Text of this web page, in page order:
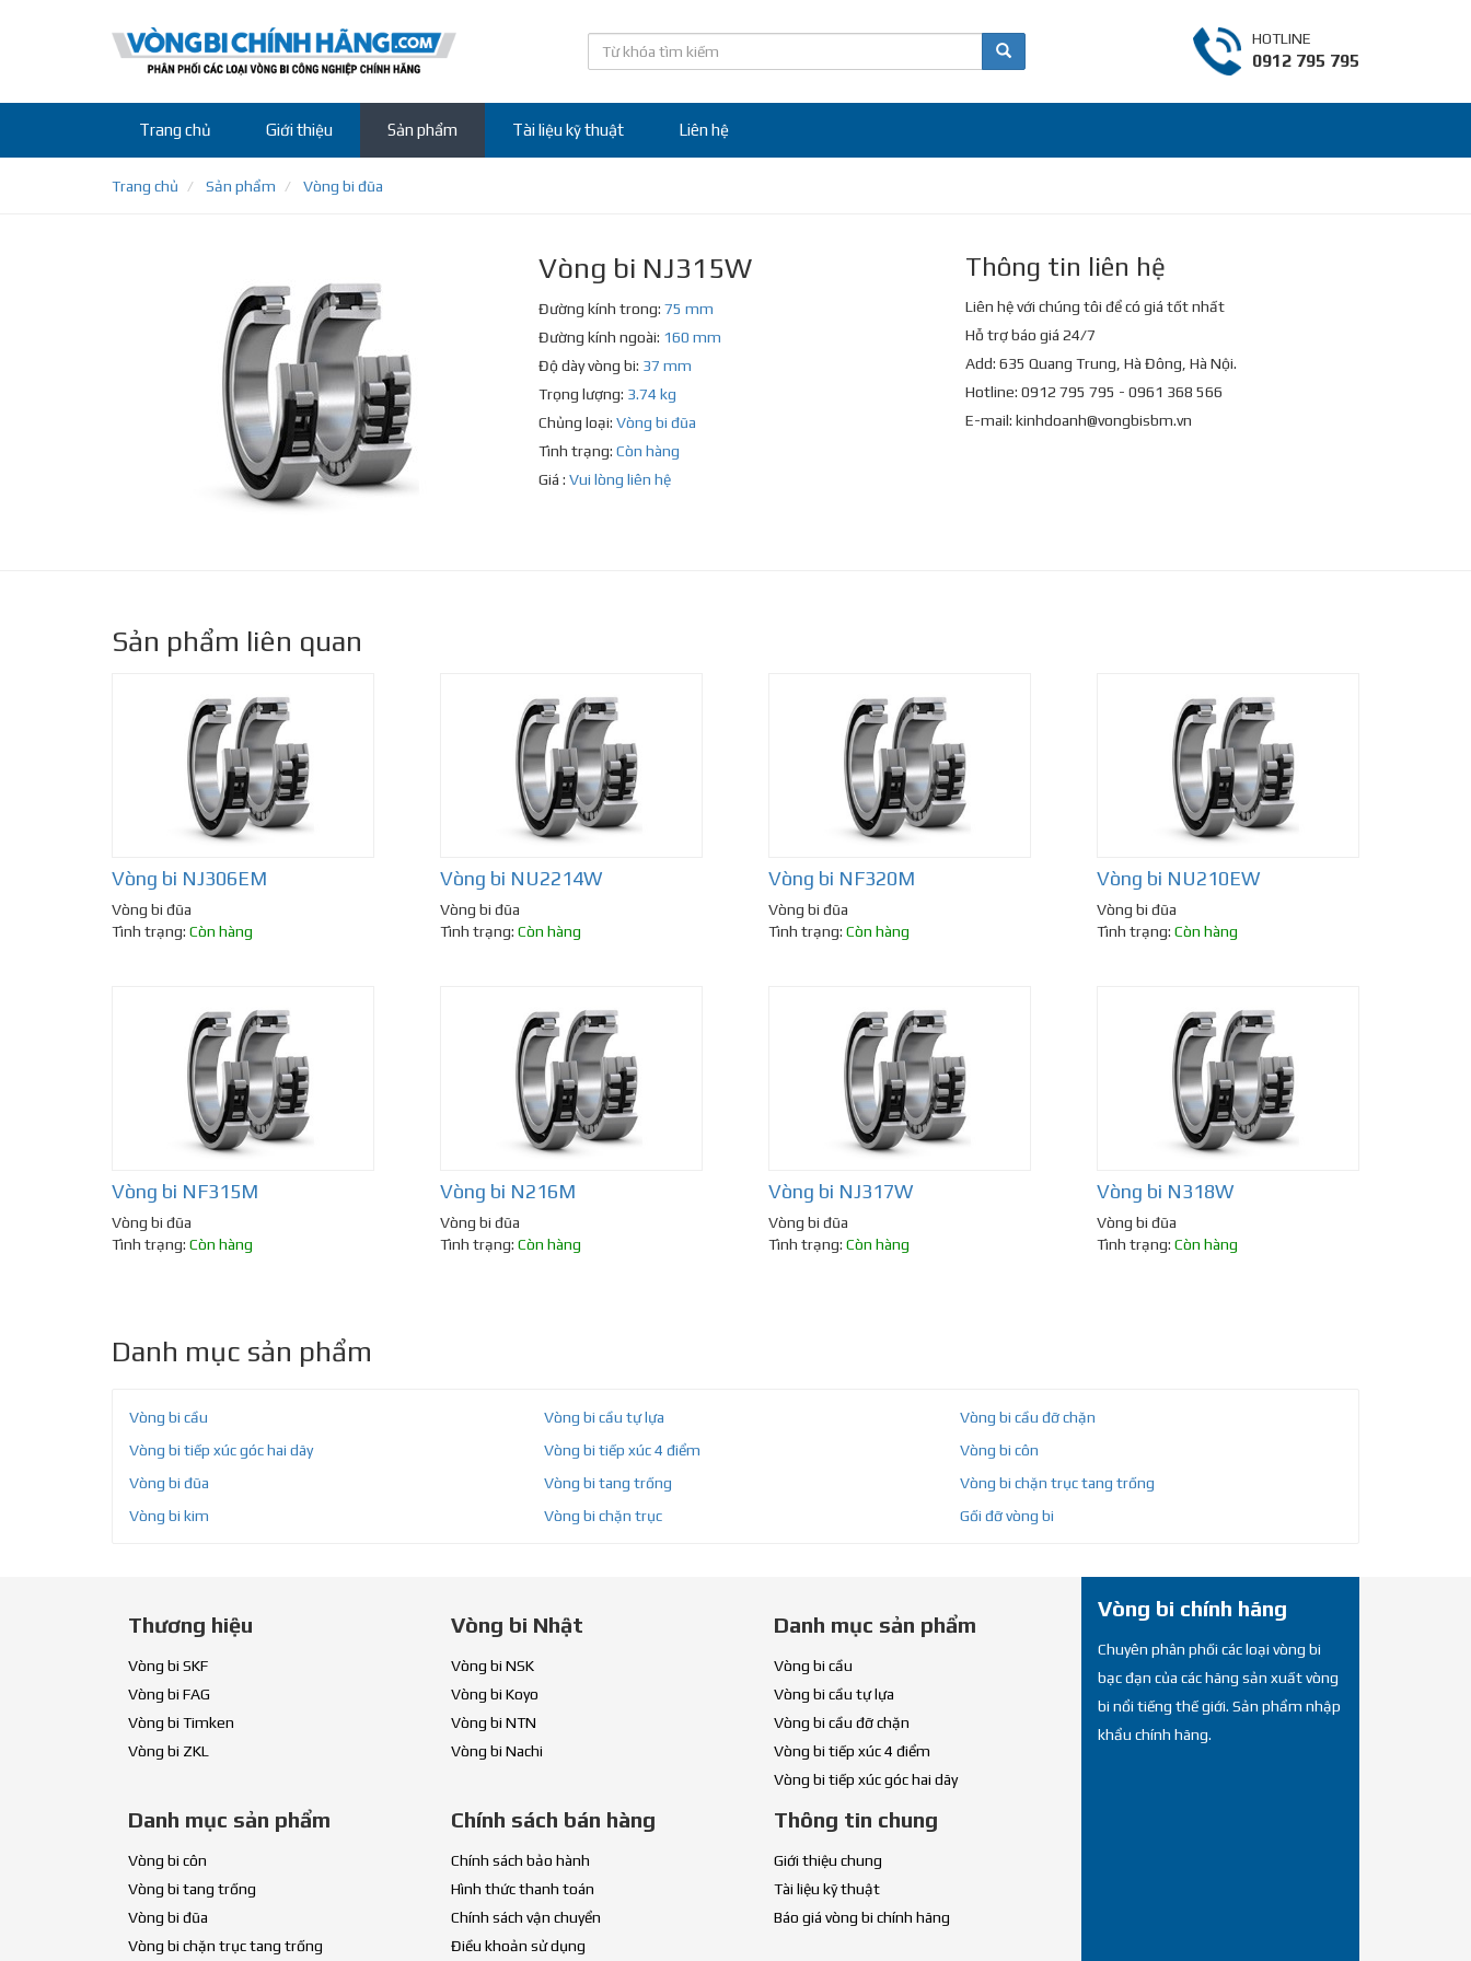
HOTLINE
0912 795 795
Trang chủ Giới thiệu Sản phẩm Tài liệu kỹ thuật Liên hệ
Trang chủ Sản phẩm Vòng bi đũa
Vòng bi NJ315W
Đường kính trong: 75 mm
Đường kính ngoài: 160 mm
Độ dày vòng bi: 37 mm
Trọng lượng: 3.74 kg
Chủng loại: Vòng bi đũa
Tình trạng: Còn hàng
Giá : Vui lòng liên hệ
Thông tin liên hệ
Liên hệ với chúng tôi để có giá tốt nhất
Hỗ trợ báo giá 24/7
Add: 635 Quang Trung, Hà Đông, Hà Nội.
Hotline: 0912 795 795 - 0961 368 566
E-mail: kinhdoanh@vongbisbm.vn
Sản phẩm liên quan
Vòng bi NJ306EM
Vòng bi đũa
Tình trạng: Còn hàng
Vòng bi NU2214W
Vòng bi đũa
Tình trạng: Còn hàng
Vòng bi NF320M
Vòng bi đũa
Tình trạng: Còn hàng
Vòng bi NU210EW
Vòng bi đũa
Tình trạng: Còn hàng
Vòng bi NF315M
Vòng bi đũa
Tình trạng: Còn hàng
Vòng bi N216M
Vòng bi đũa
Tình trạng: Còn hàng
Vòng bi NJ317W
Vòng bi đũa
Tình trạng: Còn hàng
Vòng bi N318W
Vòng bi đũa
Tình trạng: Còn hàng
Danh mục sản phẩm
Vòng bi cầu Vòng bi cầu tự lựa
Vòng bi cầu đỡ chặn
Vòng bi tiếp xúc góc hai dãy
Vòng bi tiếp xúc 4 điểm
Vòng bi côn
Vòng bi đũa
Vòng bi tang trống
Vòng bi chặn trục tang trống
Vòng bi kim
Vòng bi chặn trục Gối đỡ vòng bi
Thương hiệu
Vòng bi SKF
Vòng bi FAG
Vòng bi Timken
Vòng bi ZKL
Vòng bi Nhật
Vòng bi NSK
Vòng bi Koyo
Vòng bi NTN
Vòng bi Nachi
Danh mục sản phẩm
Vòng bi cầu
Vòng bi cầu tự lựa
Vòng bi cầu đỡ chặn
Vòng bi tiếp xúc 4 điểm
Vòng bi tiếp xúc góc hai dãy
Danh mục sản phẩm
Vòng bi côn
Vòng bi tang trống
Vòng bi đũa
Vòng bi chặn trục tang trống
Chính sách bán hàng
Chính sách bảo hành
Hình thức thanh toán
Chính sách vận chuyển
Điều khoản sử dụng
Thông tin chung
Giới thiệu chung
Tài liệu kỹ thuật
Báo giá vòng bi chính hãng
Vòng bi chính hãng
Chuyên phân phối các loại vòng bi
bạc đạn của các hãng sản xuất vòng
bi nổi tiếng thế giới. Sản phẩm nhập
khẩu chính hãng.